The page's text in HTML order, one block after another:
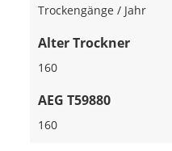
Trockengänge / Jahr
Alter Trockner
160
AEG T59880
160